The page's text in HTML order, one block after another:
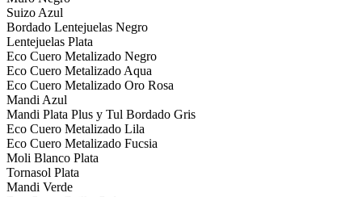
Suizo Azul
Bordado Lentejuelas Negro
Lentejuelas Plata
Eco Cuero Metalizado Negro
Eco Cuero Metalizado Aqua
Eco Cuero Metalizado Oro Rosa
Mandi Azul
Mandi Plata Plus y Tul Bordado Gris
Eco Cuero Metalizado Lila
Eco Cuero Metalizado Fucsia
Moli Blanco Plata
Tornasol Plata
Mandi Verde